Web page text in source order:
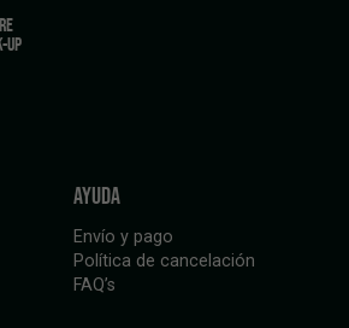
UP
AYUDA
Envío y pago
Política de cancelación
FAQ’s